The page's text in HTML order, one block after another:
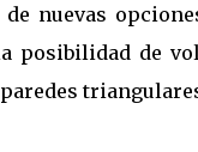
nuevas
posibilidad de